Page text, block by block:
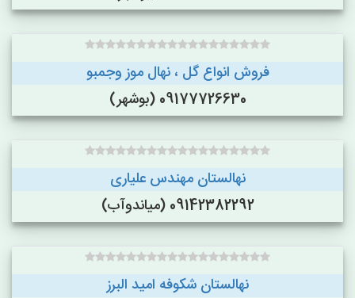
فروش انواع گل ، نهال موز وجمبو
09177726630 (بوشهر)
نهالستان مهندس علیاری
09142382292 (میاندوآب)
نهالستان شکوفه امید البرز